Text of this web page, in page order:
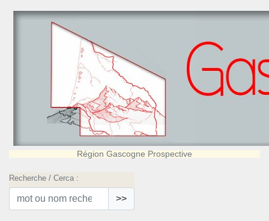
Région Gascogne Prospective
Recherche / Cerca :
>>